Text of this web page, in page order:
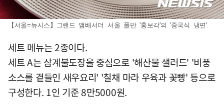
【서울=뉴시스】그랜드 앰배서더 서울 풀만 '홍보각'의 '중국식 냉면'.
세트 메뉴는 2종이다.
세트 A는 삼계불도장을 중심으로 '해산물 샐러드' '비풍
소스를 곁들인 새우요리' '칠채 마라 우육과 꽃빵' 등으로
구성한다. 1인 기준 8만5000원.